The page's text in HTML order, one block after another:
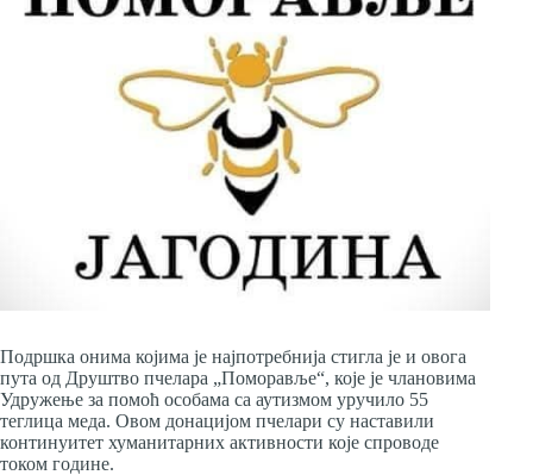
Подршка онима којима је најпотребнија стигла је и овога
пута од Друштво пчелара „Поморавље“, које је члановима
Удружење за помоћ особама са аутизмом уручило 55
теглица меда. Овом донацијом пчелари су наставили
континуитет хуманитарних активности које спроводе
током године.